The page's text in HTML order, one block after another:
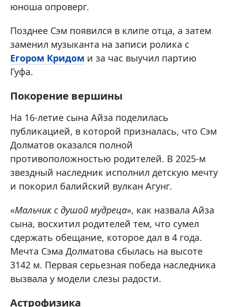
юноша опроверг.
Позднее Сэм появился в клипе отца, а затем
заменил музыканта на записи ролика с
Егором Кридом и за час выучил партию
Гуфа.
Покорение вершины
На 16-летие сына Айза поделилась
публикацией, в которой призналась, что Сэм
Долматов оказался полной
противоположностью родителей. В 2025-м
звездный наследник исполнил детскую мечту
и покорил балийский вулкан Агунг.
«Мальчик с душой мудреца», как назвала Айза
сына, восхитил родителей тем, что сумел
сдержать обещание, которое дал в 4 года.
Мечта Сэма Долматова сбылась на высоте
3142 м. Первая серьезная победа наследника
вызвала у модели слезы радости.
Астрофизика